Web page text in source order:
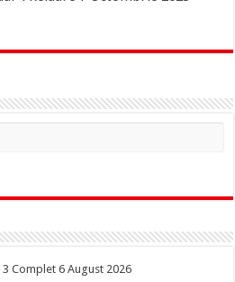
Complet 6 August 2026